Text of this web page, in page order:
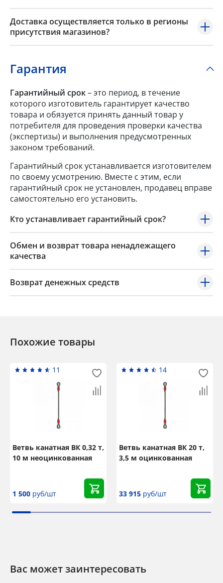
Доставка осуществляется только в регионы
присутствия магазинов?
Гарантия
Гарантийный срок– это период, в течение
которого изготовитель гарантирует качество
товара и обязуется принять данный товар у
потребителя для проведения проверки качества
(экспертизы) и выполнения предусмотренных
законом требований.
Гарантийный срок устанавливается изготовителем
по своему усмотрению. Вместе с этим, если
гарантийный срок не установлен, продавец вправе
самостоятельно его установить.
Кто устанавливает гарантийный срок?
Обмен и возврат товара ненадлежащего
качества
Возврат денежных средств
Похожие товары
11
Ветвь канатная ВК 0,32 т,
10 м неоцинкованная
1 500 руб/шт
14
Ветвь канатная ВК 20 т,
3,5 м оцинкованная
33 915 руб/шт
Вас может заинтересовать